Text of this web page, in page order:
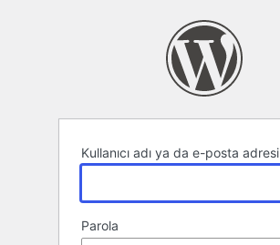
Kullanıcı adı ya da e-posta adresi
Parola